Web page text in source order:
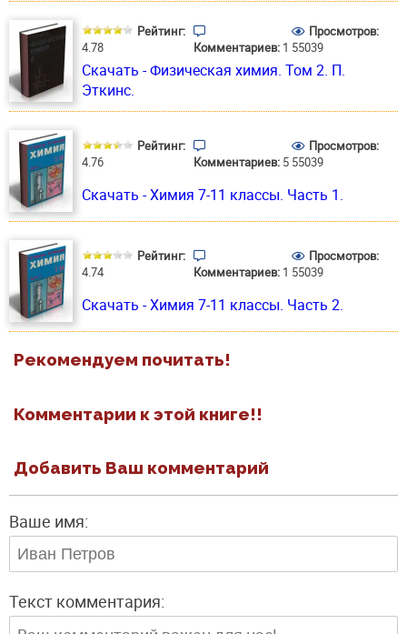
Рейтинг:
4.78
Комментариев: 1
Просмотров:
55039
Скачать - Физическая химия. Том 2. П.
Эткинс.
Рейтинг:
4.76
Комментариев: 5
Просмотров:
55039
Скачать - Химия 7-11 классы. Часть 1.
Рейтинг:
4.74
Комментариев: 1
Просмотров:
55039
Скачать - Химия 7-11 классы. Часть 2.
Рекомендуем почитать!
Комментарии к этой книге!!
Добавить Ваш комментарий
Ваше имя:
Текст комментария: